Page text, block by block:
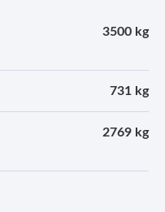
3500 kg
731 kg
2769 kg